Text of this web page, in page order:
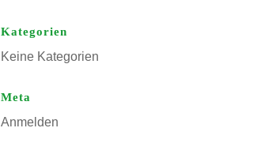
Kategorien
Keine Kategorien
Meta
Anmelden